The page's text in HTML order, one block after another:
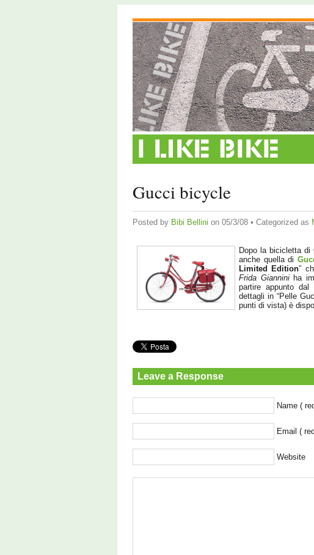
Gucci bicycle
Posted by Bibi Bellini on 05/3/08 • Categorized as
Dopo la bicicletta di
anche quella di
Limited Edition”
Frida Giannini ha
partire appunto
dettagli in “Pelle
punti di vista) è
Leave a Response
Name (
Email (
Website